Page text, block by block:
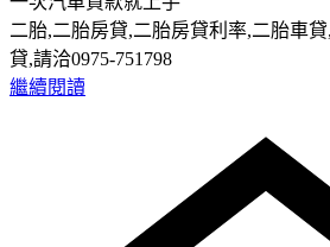
二胎,二胎房貸,二胎房貸利率,二胎車
貸,請洽0975-751798
繼續閱讀